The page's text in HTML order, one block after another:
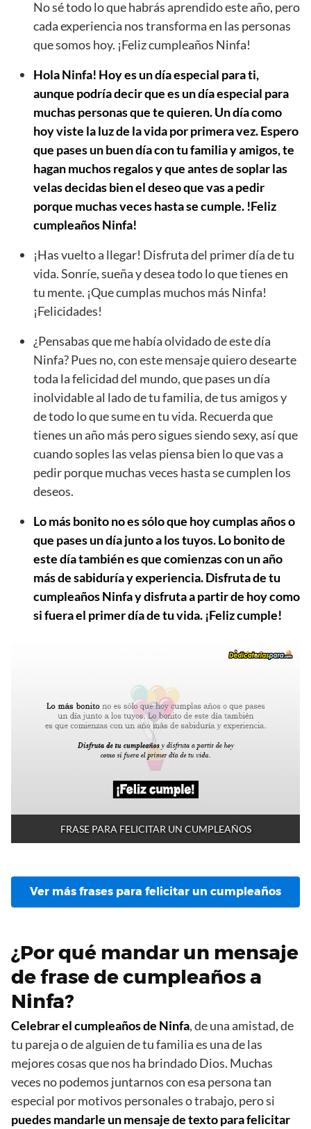
No sé todo lo que habrás aprendido este año, pero
cada experiencia nos transforma en las personas
que somos hoy. ¡Feliz cumpleaños Ninfa!
Hola Ninfa! Hoy es un día especial para ti,
aunque podría decir que es un día especial para
muchas personas que te quieren. Un día como
hoy viste la luz de la vida por primera vez. Espero
que pases un buen día con tu familia y amigos, te
hagan muchos regalos y que antes de soplar las
velas decidas bien el deseo que vas a pedir
porque muchas veces hasta se cumple. !Feliz
cumpleaños Ninfa!
¡Has vuelto a llegar! Disfruta del primer día de tu
vida. Sonríe, sueña y desea todo lo que tienes en
tu mente. ¡Que cumplas muchos más Ninfa!
¡Felicidades!
¿Pensabas que me había olvidado de este día
Ninfa? Pues no, con este mensaje quiero desearte
toda la felicidad del mundo, que pases un día
inolvidable al lado de tu familia, de tus amigos y
de todo lo que sume en tu vida. Recuerda que
tienes un año más pero sigues siendo sexy, así que
cuando soples las velas piensa bien lo que vas a
pedir porque muchas veces hasta se cumplen los
deseos.
Lo más bonito no es sólo que hoy cumplas años o
que pases un día junto a los tuyos. Lo bonito de
este día también es que comienzas con un año
más de sabiduría y experiencia. Disfruta de tu
cumpleaños Ninfa y disfruta a partir de hoy como
si fuera el primer día de tu vida. ¡Feliz cumple!
FRASE PARA FELICITAR UN CUMPLEAÑOS
Ver más frases para felicitar un cumpleaños
¿Por qué mandar un mensaje
de frase de cumpleaños a
Ninfa?
Celebrar el cumpleaños de Ninfa, de una amistad, de
tu pareja o de alguien de tu familia es una de las
mejores cosas que nos ha brindado Dios. Muchas
veces no podemos juntarnos con esa persona tan
especial por motivos personales o trabajo, pero si
puedes mandarle un mensaje de texto para felicitar